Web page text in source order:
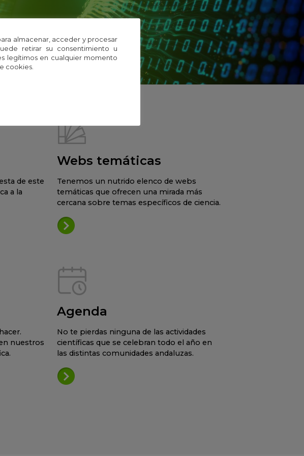
de este
a la
Webs temáticas
Tenemos un nutrido elenco de webs
temáticas que ofrecen una mirada más
cercana sobre temas específicos de ciencia.
nuestros
Agenda
No te pierdas ninguna de las actividades
científicas que se celebran todo el año en
las distintas comunidades andaluzas.
almacenar, acceder y procesar
retirar su consentimiento u
legítimos en cualquier momento
cookies.